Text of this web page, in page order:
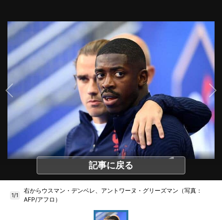
記事に戻る
1/1
右からウスマン・デンベレ、アントワーヌ・グリーズマン（写真：
AFP/アフロ）